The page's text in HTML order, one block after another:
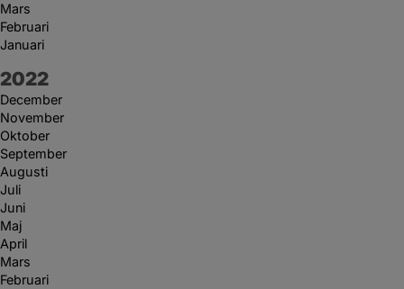
Mars
Februari
Januari
År:
2022
December
November
Oktober
September
Augusti
Juli
Juni
Maj
April
Mars
Februari